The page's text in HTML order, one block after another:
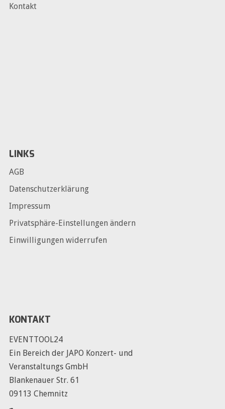
Kontakt
LINKS
AGB
Datenschutzerklärung
Impressum
Privatsphäre-Einstellungen ändern
Einwilligungen widerrufen
KONTAKT
EVENTTOOL24
Ein Bereich der JAPO Konzert- und
Veranstaltungs GmbH
Blankenauer Str. 61
09113 Chemnitz